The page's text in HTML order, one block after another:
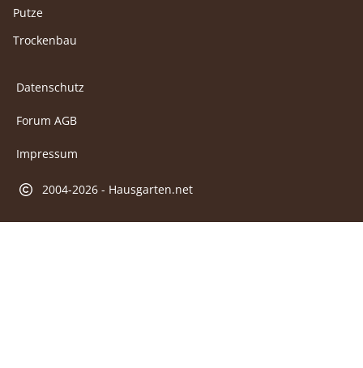
Putze
Trockenbau
Datenschutz
Forum AGB
Impressum
2004-2026 - Hausgarten.net